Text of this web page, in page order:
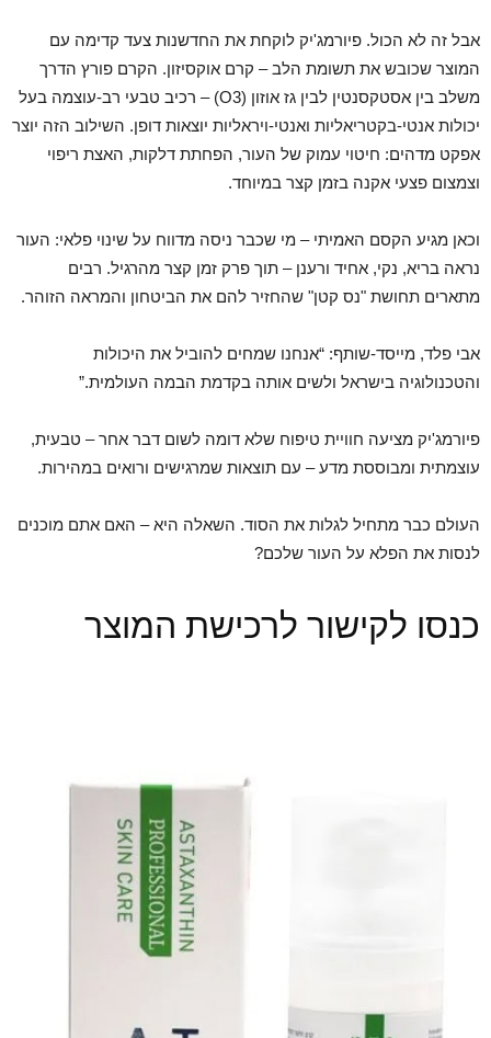
אבל זה לא הכול. פיורמג'יק לוקחת את החדשנות צעד קדימה עם
המוצר שכובש את תשומת הלב – קרם אוקסיזון. הקרם פורץ הדרך
משלב בין אסטקסנטין לבין גז אוזון (O3) – רכיב טבעי רב-עוצמה בעל
יכולות אנטי-בקטריאליות ואנטי-ויראליות יוצאות דופן. השילוב הזה יוצר
אפקט מדהים: חיטוי עמוק של העור, הפחתת דלקות, האצת ריפוי
וצמצום פצעי אקנה בזמן קצר במיוחד.
וכאן מגיע הקסם האמיתי – מי שכבר ניסה מדווח על שינוי פלאי: העור
נראה בריא, נקי, אחיד ורענן – תוך פרק זמן קצר מהרגיל. רבים
מתארים תחושת "נס קטן" שהחזיר להם את הביטחון והמראה הזוהר.
אבי פלד, מייסד-שותף: “אנחנו שמחים להוביל את היכולות
והטכנולוגיה בישראל ולשים אותה בקדמת הבמה העולמית.”
פיורמג'יק מציעה חוויית טיפוח שלא דומה לשום דבר אחר – טבעית,
עוצמתית ומבוססת מדע – עם תוצאות שמרגישים ורואים במהירות.
העולם כבר מתחיל לגלות את הסוד. השאלה היא – האם אתם מוכנים
לנסות את הפלא על העור שלכם?
כנסו לקישור לרכישת המוצר